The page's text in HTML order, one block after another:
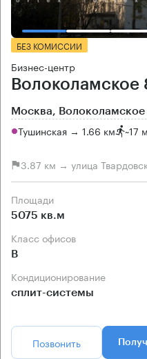
БЕЗ КОМИССИИ
Бизнес-центр
Волоколамское
Москва, Волоколамское
Тушинская → 1.66 км ~17
3.87 км → улица
Площади
5075 кв.м
Класс офисов
B
Кондиционирование
сплит-системы
Позвонить